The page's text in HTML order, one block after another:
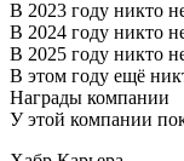
В 2023 году никто
В 2024 году никто
В 2025 году никто
В этом году ещё
Награды компании
У этой компании